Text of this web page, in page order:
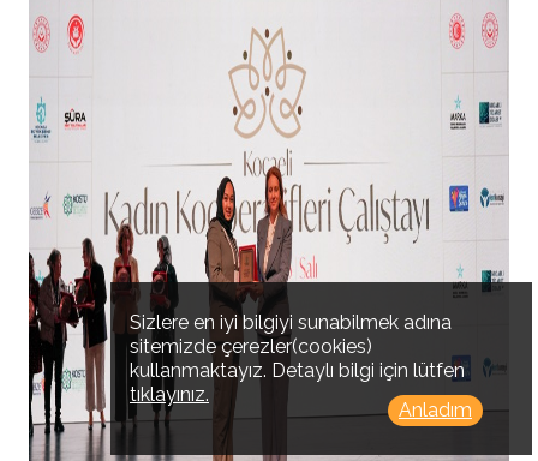
Sizlere en iyi bilgiyi sunabilmek adına
sitemizde çerezler(cookies)
kullanmaktayız. Detaylı bilgi için lütfen
tıklayınız.
Anladım